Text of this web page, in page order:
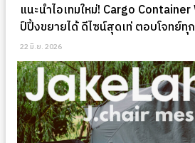
แนะนำไอเทมใหม่! Cargo
ป์ปิ้งขยายได้ ดีไซน์สุดเท่ ตอบโจทย์ทุ
22 มิ.ย. 2026